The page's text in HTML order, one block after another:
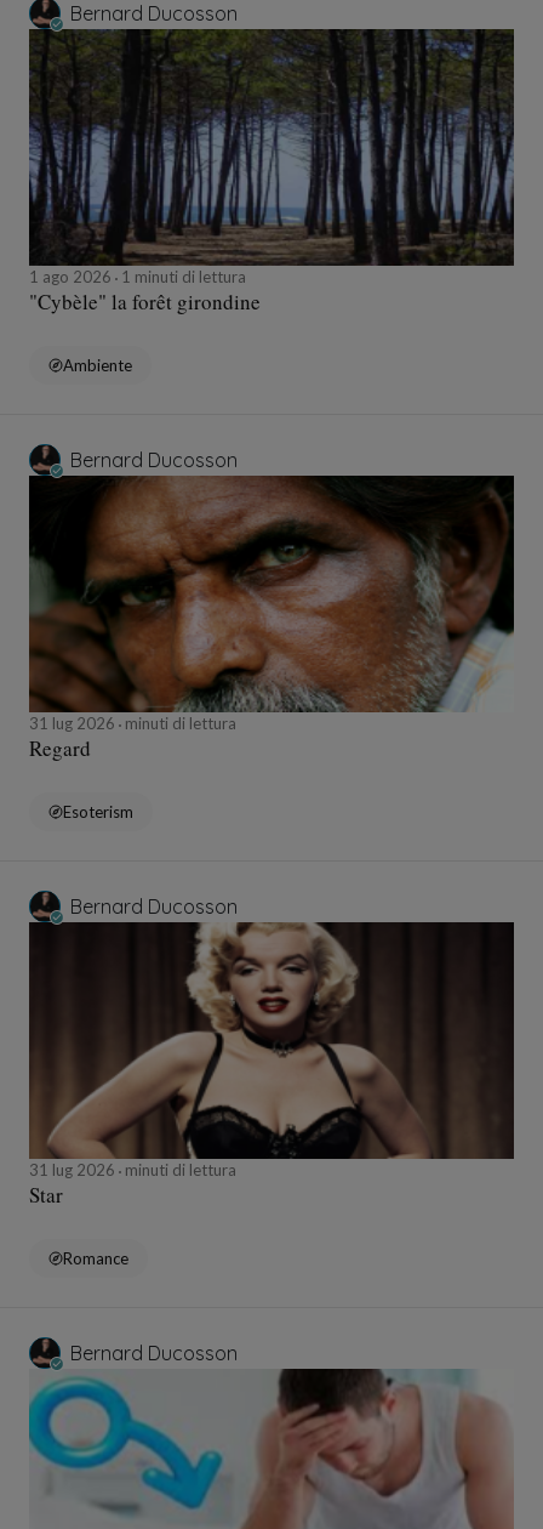
Bernard Ducosson
1 ago 2026 1 minuti di lettura
"Cybèle" la forêt girondine
Ambiente
Bernard Ducosson
31 lug 2026 minuti di lettura
Regard
Esoterism
Bernard Ducosson
31 lug 2026 minuti di lettura
Star
Romance
Bernard Ducosson